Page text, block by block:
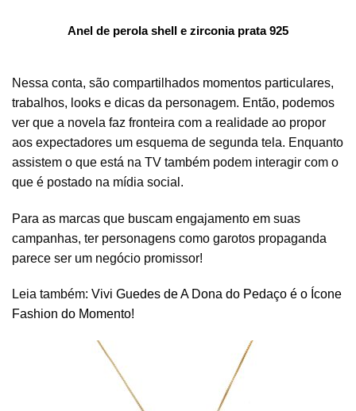
Anel de perola shell e zirconia prata 925
Nessa conta, são compartilhados momentos particulares,
trabalhos, looks e dicas da personagem. Então, podemos
ver que a novela faz fronteira com a realidade ao propor
aos expectadores um esquema de segunda tela. Enquanto
assistem o que está na TV também podem interagir com o
que é postado na mídia social.
Para as marcas que buscam engajamento em suas
campanhas, ter personagens como garotos propaganda
parece ser um negócio promissor!
Leia também: Vivi Guedes de A Dona do Pedaço é o Ícone
Fashion do Momento!